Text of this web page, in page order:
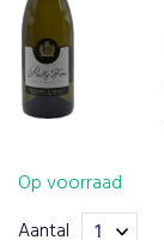
Wijn en Spijs
Landen
Frankrijk
Regio
Op voorraad
Aantal